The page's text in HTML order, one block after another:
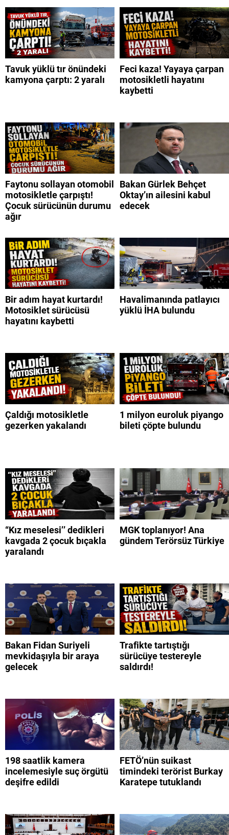
Tavuk yüklü tır önündeki
kamyona çarptı: 2 yaralı
Feci kaza! Yayaya çarpan
motosikletli hayatını
kaybetti
Faytonu sollayan otomobil
motosikletle çarpıştı!
Çocuk sürücünün durumu
ağır
Bakan Gürlek Behçet
Oktay’ın ailesini kabul
edecek
Bir adım hayat kurtardı!
Motosiklet sürücüsü
hayatını kaybetti
Havalimanında patlayıcı
yüklü İHA bulundu
Çaldığı motosikletle
gezerken yakalandı
1 milyon euroluk piyango
bileti çöpte bulundu
“Kız meselesi’’ dedikleri
kavgada 2 çocuk bıçakla
yaralandı
MGK toplanıyor! Ana
gündem Terörsüz Türkiye
Bakan Fidan Suriyeli
mevkidaşıyla bir araya
gelecek
Trafikte tartıştığı
sürücüye testereyle
saldırdı!
198 saatlik kamera
incelemesiyle suç örgütü
deşifre edildi
FETÖ’nün suikast
timindeki terörist Burkay
Karatepe tutuklandı